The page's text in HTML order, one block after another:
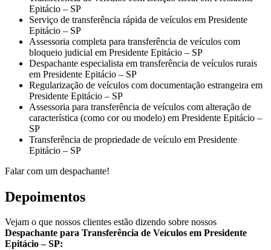
Epitácio – SP
Serviço de transferência rápida de veículos em Presidente
Epitácio – SP
Assessoria completa para transferência de veículos com
bloqueio judicial em Presidente Epitácio – SP
Despachante especialista em transferência de veículos rurais
em Presidente Epitácio – SP
Regularização de veículos com documentação estrangeira em
Presidente Epitácio – SP
Assessoria para transferência de veículos com alteração de
característica (como cor ou modelo) em Presidente Epitácio –
SP
Transferência de propriedade de veículo em Presidente
Epitácio – SP
Falar com um despachante!
Depoimentos
Vejam o que nossos clientes estão dizendo sobre nossos
Despachante para Transferência de Veículos em Presidente
Epitácio – SP: